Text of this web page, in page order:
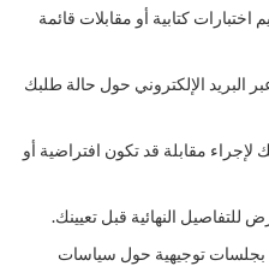
اختبارات كتابية أو مقابلات قائمة
البريد الإلكتروني حول حالة طلبك
لإجراء مقابلة قد تكون افتراضية أو
النهائية قبل تعيينك.
بجلسات توجيهية حول سياسات